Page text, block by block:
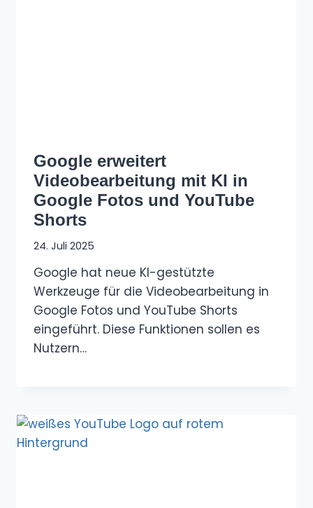
Google erweitert
Videobearbeitung mit KI in
Google Fotos und YouTube
Shorts
24. Juli 2025
Google hat neue KI-gestützte
Werkzeuge für die Videobearbeitung in
Google Fotos und YouTube Shorts
eingeführt. Diese Funktionen sollen es
Nutzern…